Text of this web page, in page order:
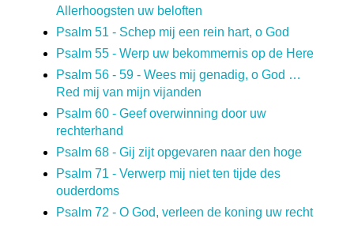
Allerhoogsten uw beloften
Psalm 51 - Schep mij een rein hart, o God
Psalm 55 - Werp uw bekommernis op de Here
Psalm 56 - 59 - Wees mij genadig, o God …
Red mij van mijn vijanden
Psalm 60 - Geef overwinning door uw
rechterhand
Psalm 68 - Gij zijt opgevaren naar den hoge
Psalm 71 - Verwerp mij niet ten tijde des
ouderdoms
Psalm 72 - O God, verleen de koning uw recht